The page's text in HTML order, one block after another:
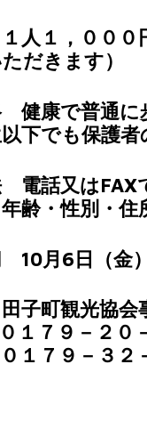
人１，０００
ただきます）
健康で普通に
下でも保護者
電話又はFAX
年齢・性別・住
10月6日（金
子町観光協会
１７９－２０
０１７９－３２